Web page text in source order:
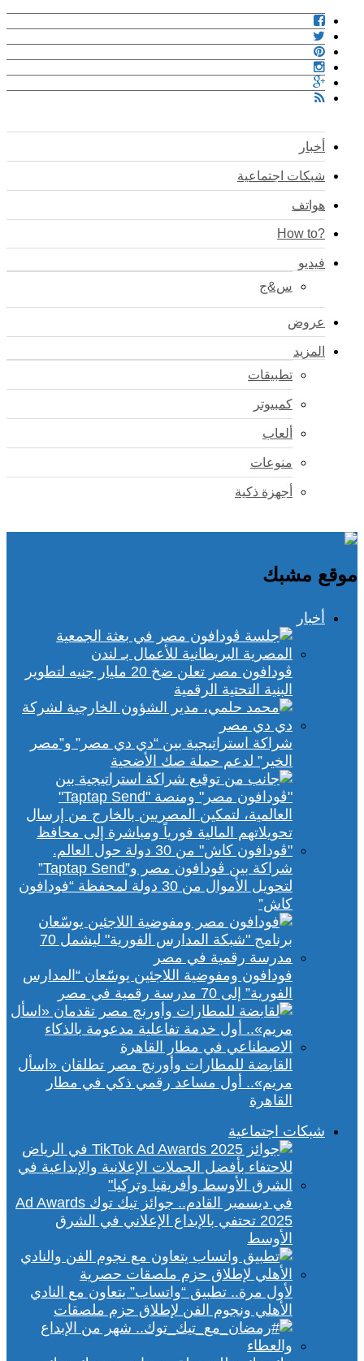
أخبار
شبكات اجتماعية
هواتف
?How to
فيديو
س&ج
عروض
المزيد
تطبيقات
كمبيوتر
ألعاب
منوعات
أجهزة ذكية
موقع مشبك
أخبار
ڤودافون مصر تعلن ضخ 20 مليار جنيه لتطوير
البنية التحتية الرقمية
شراكة استراتيجية بين “دي دي مصر” و”مصر
الخير” لدعم حملة صك الأضحية
شراكة بين ڤودافون مصر و”Taptap Send”
لتحويل الأموال من 30 دولة لمحفظة “فودافون
كاش”
فودافون ومفوضية اللاجئين يوسّعان “المدارس
الفورية” إلى 70 مدرسة رقمية في مصر
القابضة للمطارات وأورنچ مصر تطلقان «اسأل
مريم».. أول مساعد رقمي ذكي في مطار
القاهرة
شبكات اجتماعية
في ديسمبر القادم.. جوائز تيك توك Ad Awards
2025 تحتفي بالإبداع الإعلاني في الشرق
الأوسط
لأول مرة.. تطبيق “واتساب” يتعاون مع النادي
الأهلي ونجوم الفن لإطلاق حزم ملصقات